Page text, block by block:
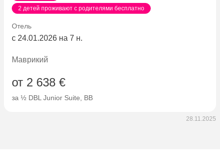
2 детей проживают с родителями бесплатно
Отель
с 24.01.2026 на 7 н.
Маврикий
от 2 638 €
за ½ DBL Junior Suite, BB
28.11.2025